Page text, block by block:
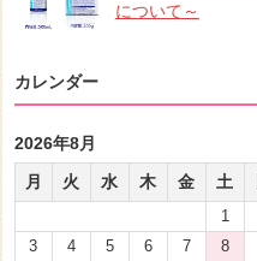
について～
カレンダー
2026年8月
月
火 水 木 金 土
1
3
4 5 6 7 8